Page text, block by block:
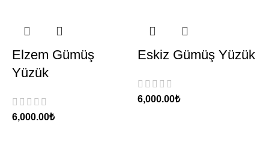
Elzem Gümüş
Yüzük
₺
Eskiz Gümüş Yüzük
₺